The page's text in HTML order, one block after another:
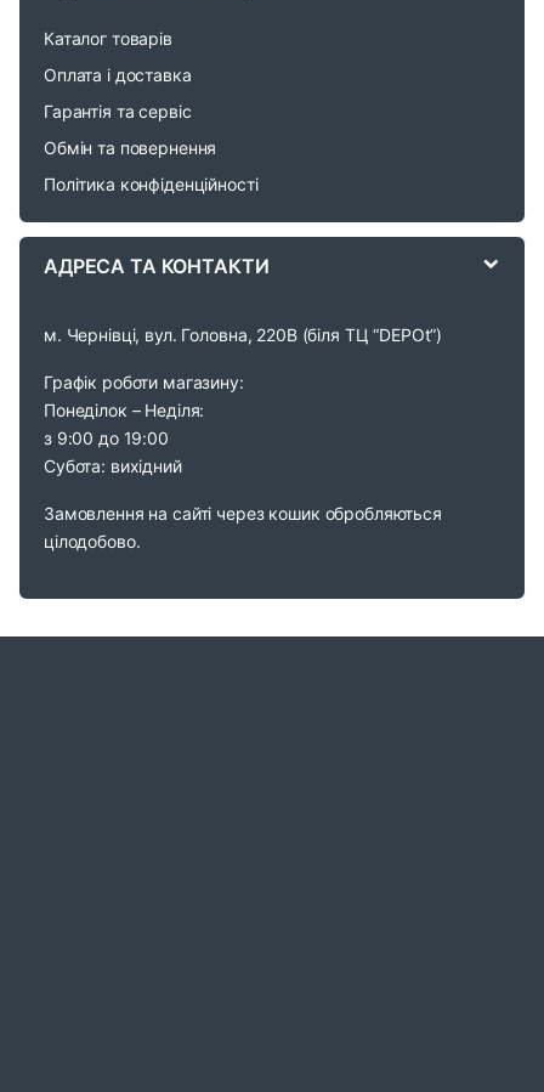
Каталог товарів
Оплата і доставка
Гарантія та сервіс
Обмін та повернення
Політика конфіденційності
АДРЕСА ТА КОНТАКТИ
м. Чернівці, вул. Головна, 220В (біля ТЦ “DEPOt”)
Графік роботи магазину:
Понеділок – Неділя:
з 9:00 до 19:00
Субота: вихідний
Замовлення на сайті через кошик обробляються
цілодобово.